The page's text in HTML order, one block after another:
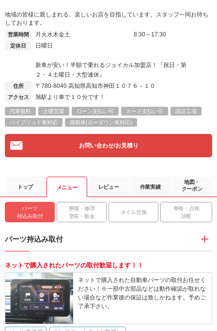
地域の皆様に親しまれる、楽しいお店を目指しています。スタッフ一同お待ち
しております。
営業時間 月火水木金土 8:30～17:30
定休日 日曜日
新車が安い！半額で乗れるジョイカル加盟店！『祝日・第
２・４土曜日・大型連休』
住所 〒780-8040 高知県高知市神田１０７６－１０
アクセス 旭駅より車で１０分です！
代車無料 土曜営業 ローン支払い可 カード支払い可
認証工場
ハイブリッド車対応
積載車(ローダウン車対応)
お問い合わせ/お見積り
トップ メニュー レビュー 作業実績
地図・
クーポン
パーツ
持込み取付
整備・修理
塗装・板金
オイル交換
車検・点検
診断
パーツ持込み取付
ネットで購入されたパーツの取付歓迎します！！
ネットで購入された自動車パーツの取付お任せく
ださい！※一部中古部品などは動作確認が取れな
い場合など作業後の保証は致しかねます。予めご
了承下さい。